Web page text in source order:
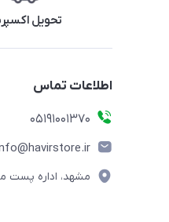
تحویل
اطلاعات تماس
05191001370
مشهد، اداره پست